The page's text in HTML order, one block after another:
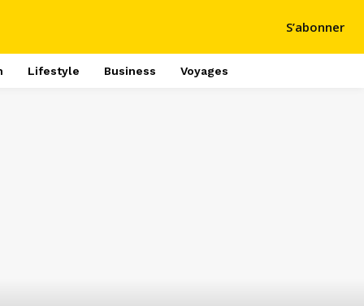
S’abonner
Lifestyle Business Voyages